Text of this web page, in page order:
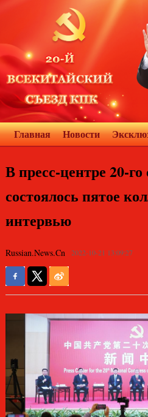
Главная Новости
В пресс-центре 20-
состоялось пятое
интервью
Russian.News.Cn 2022-10-21 13:09:27